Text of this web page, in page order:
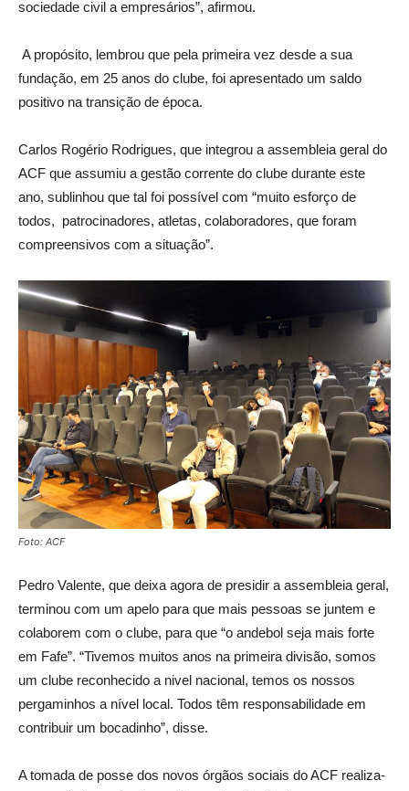
sociedade civil a empresários”, afirmou.
A propósito, lembrou que pela primeira vez desde a sua
fundação, em 25 anos do clube, foi apresentado um saldo
positivo na transição de época.
Carlos Rogério Rodrigues, que integrou a assembleia geral do
ACF que assumiu a gestão corrente do clube durante este
ano, sublinhou que tal foi possível com “muito esforço de
todos, patrocinadores, atletas, colaboradores, que foram
compreensivos com a situação”.
Foto: ACF
Pedro Valente, que deixa agora de presidir a assembleia geral,
terminou com um apelo para que mais pessoas se juntem e
colaborem com o clube, para que “o andebol seja mais forte
em Fafe”. “Tivemos muitos anos na primeira divisão, somos
um clube reconhecido a nivel nacional, temos os nossos
pergaminhos a nível local. Todos têm responsabilidade em
contribuir um bocadinho”, disse.
A tomada de posse dos novos órgãos sociais do ACF realiza-